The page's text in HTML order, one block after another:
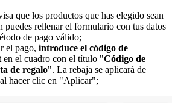
que los productos que has elegido sean
puedes rellenar el formulario con tus datos
de pago válido;
el pago, introduce el código de
en el cuadro con el título "Código de
de regalo". La rebaja se aplicará de
hacer clic en "Aplicar";